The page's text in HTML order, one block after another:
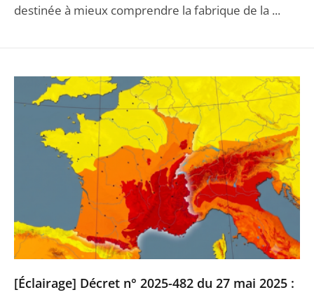
destinée à mieux comprendre la fabrique de la ...
[Éclairage] Décret n° 2025-482 du 27 mai 2025 :